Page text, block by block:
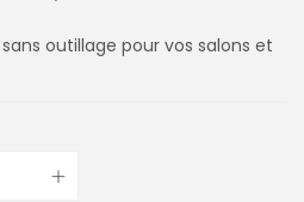
outillage pour vos salons et